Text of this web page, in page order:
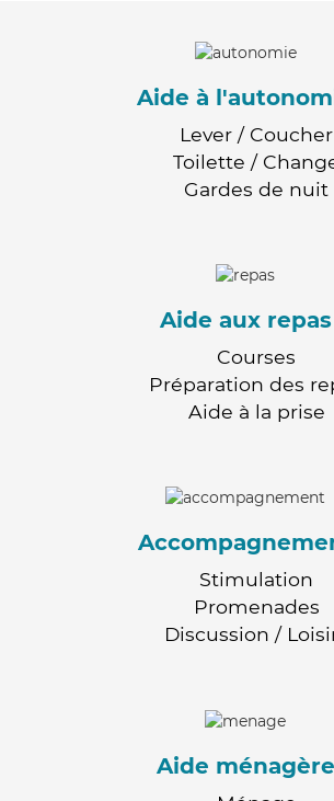
Aide à
Lever / Coucher
Toilette /
Gardes de nuit
Aide aux repas
Courses
Préparation des
Aide à la prise
Stimulation
Promenades
Discussion /
Aide ménagère